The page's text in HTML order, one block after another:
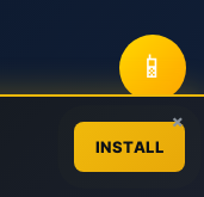
📱
INSTALL
×